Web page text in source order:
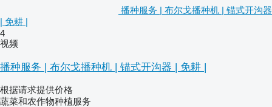
播种服务 | 布尔戈播种机 | 锚式开沟器
| 免耕 |
4
视频
播种服务 | 布尔戈播种机 | 锚式开沟器 | 免耕 |
根据请求提供价格
蔬菜和农作物种植服务